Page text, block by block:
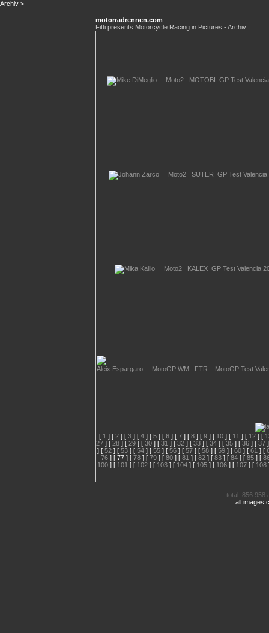
Archiv >
motorradrennen.com
Fitti presents Motorcycle Racing in Pictures - Archiv
[ 1 ] [ 2] [ 3] [ 4] [ 5] [ 6] [ 7] [ 8] [ 9] [ 10] [ 11 ] [ 12] [
27 ] [ 28 ] [ 29 ] [ 30 ] [ 31 ] [ 32 ] [ 33 ] [ 34 ] [ 35 ] [ 36 ] [ 37
] [ 52] [ 53] [ 54] [ 55] [ 56] [ 57] [ 58] [ 59] [ 60] [ 61 ] [
76] [ 77] [ 78] [ 79] [ 80] [ 81 ] [ 82] [ 83] [ 84] [ 85] [
100] [ 101 ] [ 102] [ 103] [ 104] [ 105] [ 106] [ 107] [ 108
total: 856.958
all images